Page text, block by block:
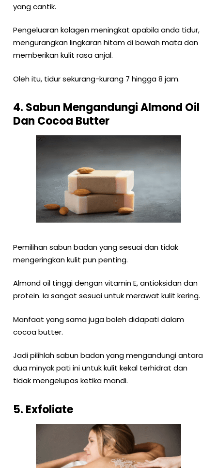
yang cantik.
Pengeluaran kolagen meningkat apabila anda tidur,
mengurangkan lingkaran hitam di bawah mata dan
memberikan kulit rasa anjal.
Oleh itu, tidur sekurang-kurang 7 hingga 8 jam.
4. Sabun Mengandungi Almond Oil
Dan Cocoa Butter
Pemilihan sabun badan yang sesuai dan tidak
mengeringkan kulit pun penting.
Almond oil tinggi dengan vitamin E, antioksidan dan
protein. Ia sangat sesuai untuk merawat kulit kering.
Manfaat yang sama juga boleh didapati dalam
cocoa butter.
Jadi pilihlah sabun badan yang mengandungi antara
dua minyak pati ini untuk kulit kekal terhidrat dan
tidak mengelupas ketika mandi.
5. Exfoliate